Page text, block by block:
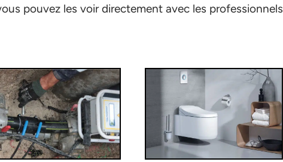
pouvez les voir directement avec les professionnels